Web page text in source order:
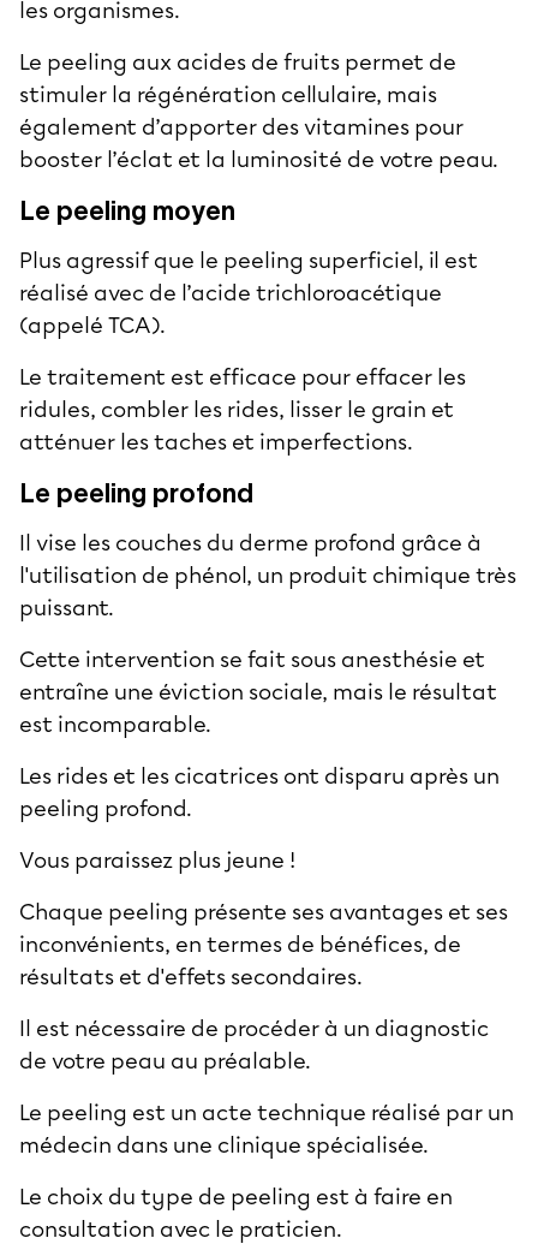
les organismes.
Le peeling aux acides de fruits permet de
stimuler la régénération cellulaire, mais
également d’apporter des vitamines pour
booster l’éclat et la luminosité de votre peau.
Le peeling moyen
Plus agressif que le peeling superficiel, il est
réalisé avec de l’acide trichloroacétique
(appelé TCA).
Le traitement est efficace pour effacer les
ridules, combler les rides, lisser le grain et
atténuer les taches et imperfections.
Le peeling profond
Il vise les couches du derme profond grâce à
l'utilisation de phénol, un produit chimique très
puissant.
Cette intervention se fait sous anesthésie et
entraîne une éviction sociale, mais le résultat
est incomparable.
Les rides et les cicatrices ont disparu après un
peeling profond.
Vous paraissez plus jeune !
Chaque peeling présente ses avantages et ses
inconvénients, en termes de bénéfices, de
résultats et d'effets secondaires.
Il est nécessaire de procéder à un diagnostic
de votre peau au préalable.
Le peeling est un acte technique réalisé par un
médecin dans une clinique spécialisée.
Le choix du type de peeling est à faire en
consultation avec le praticien.